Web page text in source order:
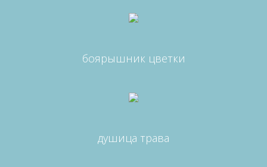
боярышник цветки
душица трава